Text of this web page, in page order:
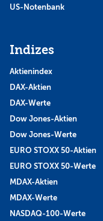
US-Notenbank
Indizes
Aktienindex
DAX-Aktien
DAX-Werte
Dow Jones-Aktien
Dow Jones-Werte
EURO STOXX 50-Aktien
EURO STOXX 50-Werte
MDAX-Aktien
MDAX-Werte
NASDAQ-100-Werte